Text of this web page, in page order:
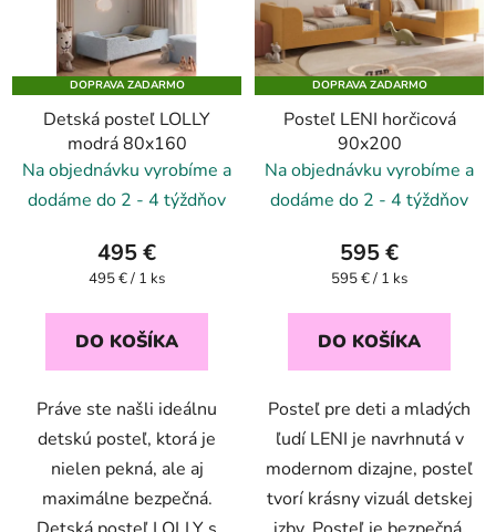
DOPRAVA ZADARMO
Detská posteľ LOLLY
modrá 80x160
Na objednávku vyrobíme a
dodáme do 2 - 4 týždňov
495 €
Jednotková
495 € / 1 ks
DO KOŠÍKA
Práve ste našli ideálnu
detskú posteľ, ktorá je
nielen pekná, ale aj
maximálne bezpečná.
DOPRAVA ZADARMO
Posteľ LENI horčicová
90x200
Na objednávku vyrobíme a
dodáme do 2 - 4 týždňov
595 €
Jednotková
595 € / 1 ks
DO KOŠÍKA
Posteľ pre deti a mladých
ľudí LENI je navrhnutá v
modernom dizajne, posteľ
tvorí krásny vizuál detskej